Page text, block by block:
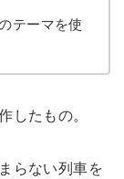
テーマを使
したもの。
らない列車を